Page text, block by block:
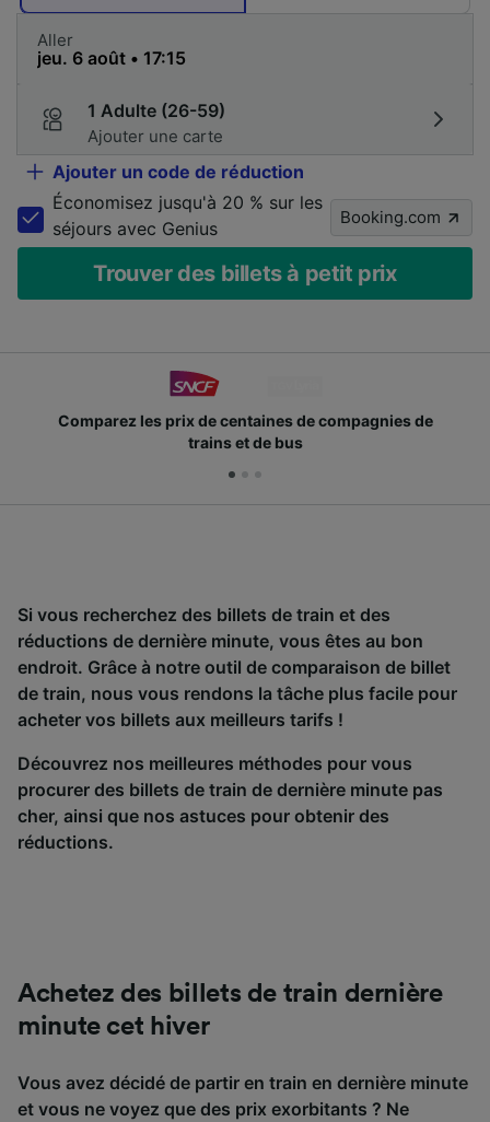
Aller
1 Adulte (26-59)
Ajouter une carte
Ajouter un code de réduction
Économisez jusqu'à 20 % sur les
séjours avec Genius
Booking.com
Trouver des billets à petit prix
Comparez les prix de centaines de compagnies de
trains et de bus
Si vous recherchez des billets de train et des
réductions de dernière minute, vous êtes au bon
endroit. Grâce à notre outil de comparaison de billet
de train, nous vous rendons la tâche plus facile pour
acheter vos billets aux meilleurs tarifs !
Découvrez nos meilleures méthodes pour vous
procurer des billets de train de dernière minute pas
cher, ainsi que nos astuces pour obtenir des
réductions.
Achetez des billets de train dernière
minute cet hiver
Vous avez décidé de partir en train en dernière minute
et vous ne voyez que des prix exorbitants ? Ne